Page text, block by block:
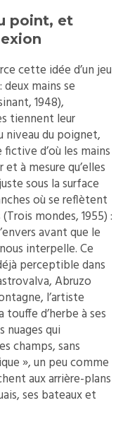
point, et
cette idée d’un jeu
mains se
1948),
tiennent leur
niveau du poignet,
d’où les mains
à mesure qu’elles
sous la surface
où se reflètent
mondes, 1955) :
avant que le
interpelle. Ce
perceptible dans
Abruzo
l’artiste
d’herbe à ses
nuages qui
champs, sans
», un peu comme
aux arrière-plans
ses bateaux et